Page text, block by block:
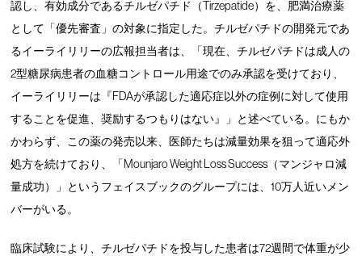
認し、有効成分であるチルゼパチド（Tirzepatide）を、肥満治療薬
として「優先審査」の対象に指定した。チルゼパチドの開発元であ
るイーライリリーの広報担当者は、「現在、チルゼパチドは成人の
2型糖尿病患者の血糖コントロール用途でのみ承認を受けており、
イーライリリーは『FDAが承認した適応症以外の症例に対して使用
することを促進、奨励するつもりはない』」と述べている。にもか
かわらず、この薬の発売以来、医師たちは減量効果を狙って適応外
処方を続けており、「Mounjaro Weight Loss Success（マンジャロ減
量成功）」というフェイスブックのグループには、10万人近いメン
バーがいる。
臨床試験により、チルゼパチドを投与した患者は72週間で体重が少